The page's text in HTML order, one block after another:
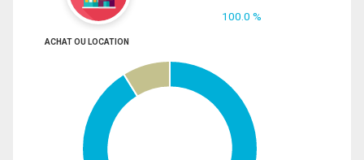
100.0 %
ACHAT OU LOCATION